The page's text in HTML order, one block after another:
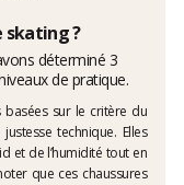
skating ?
déterminé 3
de pratique.
basées sur le critère du
technique. Elles
et de l’humidité tout en
que ces chaussures